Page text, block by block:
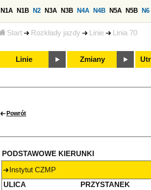
Start Rozkłady jazdy Linie Linia 70
N1A N1B N2 N3A N3B N4A N4B N5A N5B N6
Linie Zmiany
Powrót
PODSTAWOWE KIERUNKI
Instytut CZMP
ULICA
PRZYSTANEK